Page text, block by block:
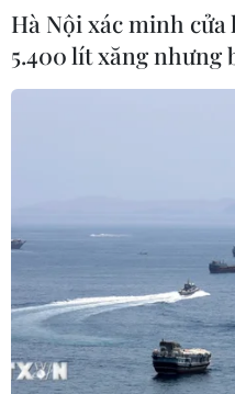
Hà Nội xác minh cửa
5.400 lít xăng nhưng